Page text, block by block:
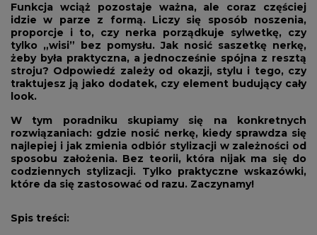
Funkcja wciąż pozostaje ważna, ale coraz częściej
idzie w parze z formą. Liczy się sposób noszenia,
proporcje i to, czy nerka porządkuje sylwetkę, czy
tylko „wisi” bez pomysłu. Jak nosić saszetkę nerkę,
żeby była praktyczna, a jednocześnie spójna z resztą
stroju? Odpowiedź zależy od okazji, stylu i tego, czy
traktujesz ją jako dodatek, czy element budujący cały
look.
W tym poradniku skupiamy się na konkretnych
rozwiązaniach: gdzie nosić nerkę, kiedy sprawdza się
najlepiej i jak zmienia odbiór stylizacji w zależności od
sposobu założenia. Bez teorii, która nijak ma się do
codziennych stylizacji. Tylko praktyczne wskazówki,
które da się zastosować od razu. Zaczynamy!
Spis treści: